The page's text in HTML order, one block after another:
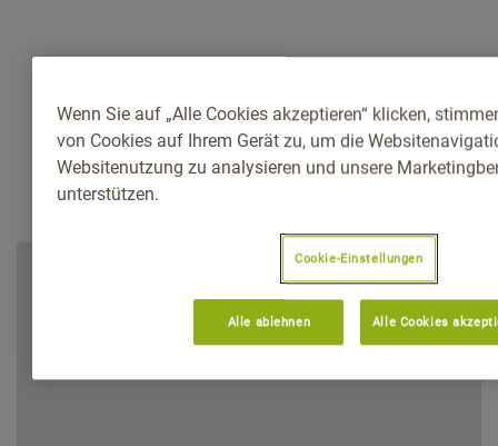
Wenn Sie auf „Alle Cookies akzeptieren“ klicken,
von Cookies auf Ihrem Gerät zu, um die
Websitenutzung zu analysieren und unsere
unterstützen.
Cookie-Einstellungen
Alle ablehnen Alle Cookies